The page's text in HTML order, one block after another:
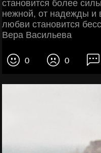
становится более
нежной, от надежды и
любви становится
Вера Васильева
0 0